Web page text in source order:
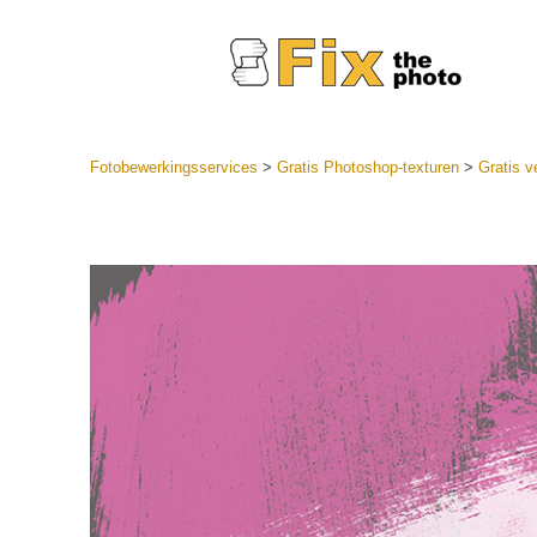
collecties
Mobiele
Fotobewerkingsservices > Gratis Photoshop-texturen> Gratis